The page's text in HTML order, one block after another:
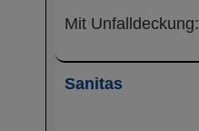
Mit Unfalldeckung:
Sanitas